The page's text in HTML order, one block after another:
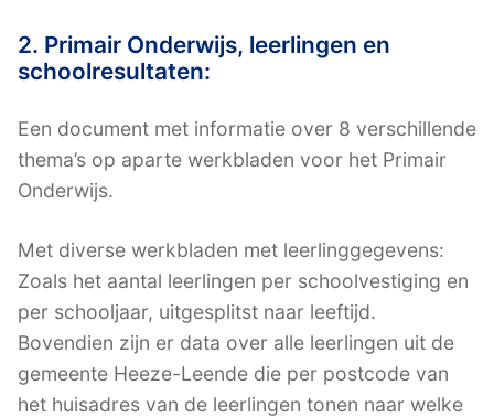
2. Primair Onderwijs, leerlingen en
schoolresultaten:
Een document met informatie over 8 verschillende
thema’s op aparte werkbladen voor het Primair
Onderwijs.
Met diverse werkbladen met leerlinggegevens:
Zoals het aantal leerlingen per schoolvestiging en
per schooljaar, uitgesplitst naar leeftijd.
Bovendien zijn er data over alle leerlingen uit de
gemeente Heeze-Leende die per postcode van
het huisadres van de leerlingen tonen naar welke